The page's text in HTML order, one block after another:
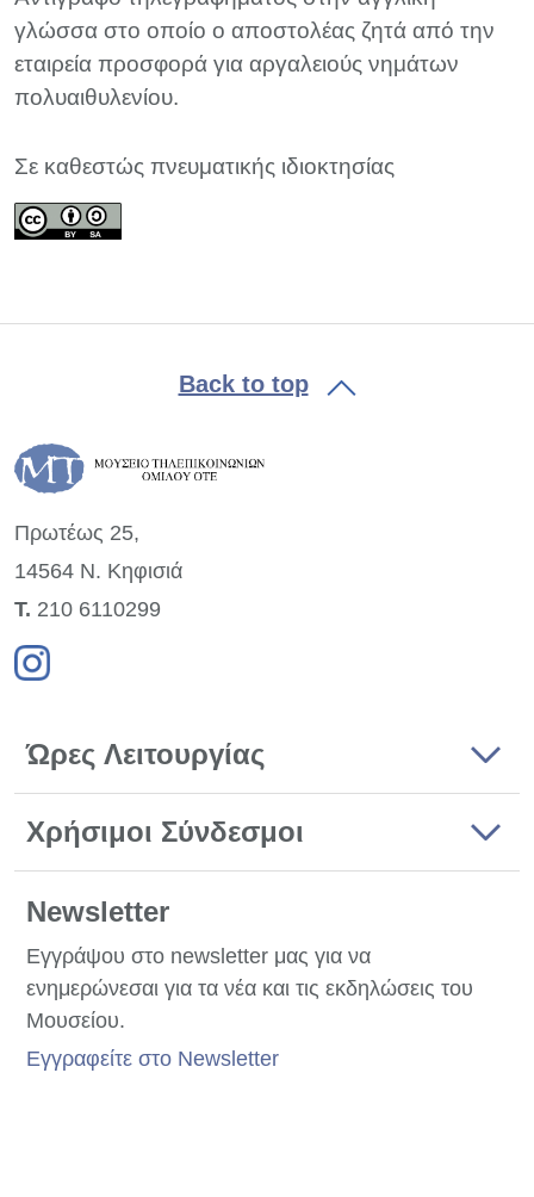
γλώσσα στο οποίο ο αποστολέας ζητά από την
εταιρεία προσφορά για αργαλειούς νημάτων
πολυαιθυλενίου.
Σε καθεστώς πνευματικής ιδιοκτησίας
Back to top
Πρωτέως 25,
14564 Ν. Κηφισιά
Τ. 210 6110299
Ώρες Λειτουργίας
Χρήσιμοι Σύνδεσμοι
Newsletter
Εγγράψου στο newsletter μας για να
ενημερώνεσαι για τα νέα και τις εκδηλώσεις του
Μουσείου.
Εγγραφείτε στο Newsletter